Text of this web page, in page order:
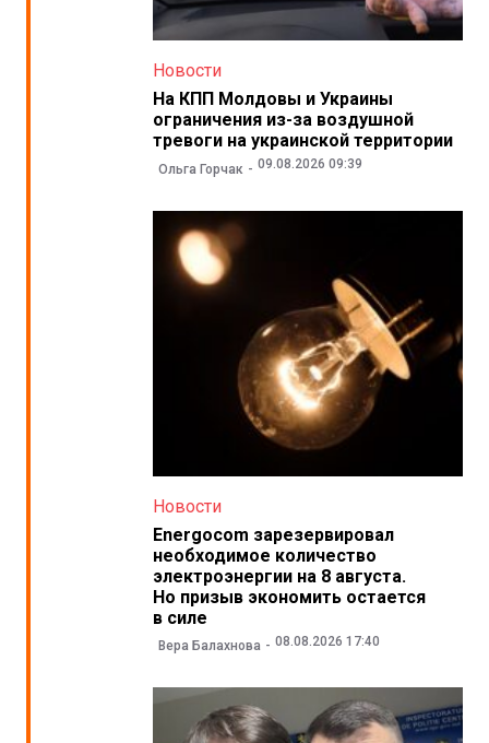
Новости
На КПП Молдовы и Украины
ограничения из-за воздушной
тревоги на украинской территории
Ольга Горчак 09.08.2026 09:39
Новости
Energocom зарезервировал
необходимое количество
электроэнергии на 8 августа.
Но призыв экономить остается
в силе
Вера Балахнова 08.08.2026 17:40